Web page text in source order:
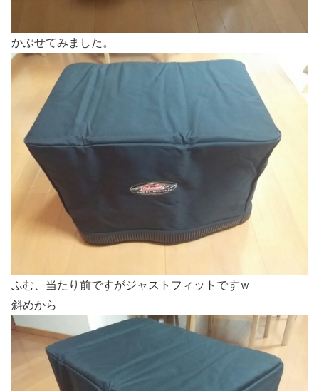
かぶせてみました。
ふむ、当たり前ですがジャストフィットですｗ
斜めから